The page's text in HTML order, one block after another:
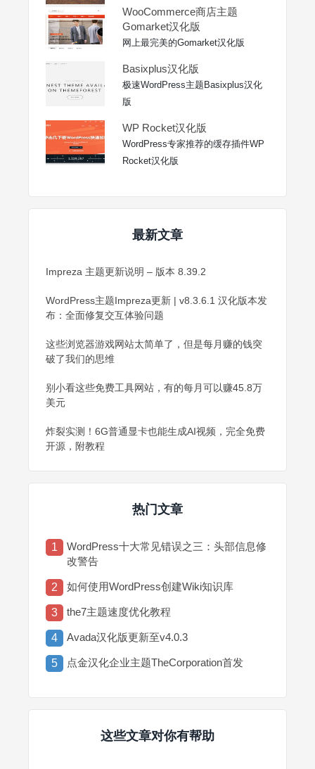
WooCommerce商店主题
Gomarket汉化版
网上最完美的Gomarket汉化版
Basixplus汉化版
极速WordPress主题Basixplus汉化
版
WP Rocket汉化版
WordPress专家推荐的缓存插件WP
Rocket汉化版
最新文章
Impreza 主题更新说明 – 版本 8.39.2
WordPress主题Impreza更新 | v8.3.6.1 汉化版本发
布：全面修复交互体验问题
这些浏览器游戏网站太简单了，但是每月赚的钱突
破了我们的思维
别小看这些免费工具网站，有的每月可以赚45.8万
美元
炸裂实测！6G普通显卡也能生成AI视频，完全免费
开源，附教程
热门文章
1
WordPress十大常见错误之三：头部信息修
改警告
2 如何使用WordPress创建Wiki知识库
3 the7主题速度优化教程
4 Avada汉化版更新至v4.0.3
5 点金汉化企业主题TheCorporation首发
这些文章对你有帮助